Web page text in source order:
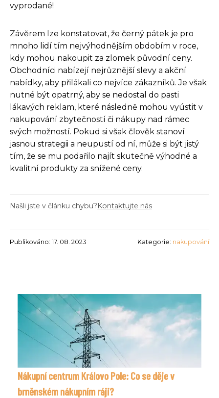
vyprodané!
Závěrem lze konstatovat, že černý pátek je pro
mnoho lidí tím nejvýhodnějším obdobím v roce,
kdy mohou nakoupit za zlomek původní ceny.
Obchodníci nabízejí nejrůznější slevy a akční
nabídky, aby přilákali co nejvíce zákazníků. Je však
nutné být opatrný, aby se nedostal do pasti
lákavých reklam, které následně mohou vyústit v
nakupování zbytečností či nákupy nad rámec
svých možností. Pokud si však člověk stanoví
jasnou strategii a neupustí od ní, může si být jistý
tím, že se mu podařilo najít skutečně výhodné a
kvalitní produkty za snížené ceny.
Našli jste v článku chybu?Kontaktujte nás
Publikováno: 17. 08. 2023 Kategorie: nakupování
Nákupní centrum Královo Pole: Co se děje v
brněnském nákupním ráji?